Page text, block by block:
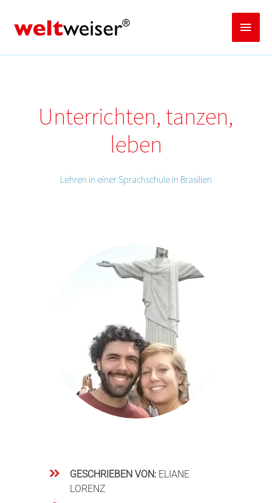
springen
Unterrichten, tanzen,
leben
Lehren in einer Sprachschule in Brasilien
GESCHRIEBEN VON: ELIANE
LORENZ